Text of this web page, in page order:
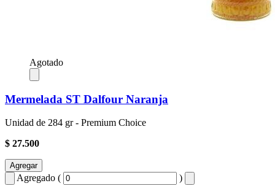
Agotado
Mermelada ST Dalfour Naranja
Unidad de 284 gr - Premium Choice
$ 27.500
Agregar
Agregado ( )